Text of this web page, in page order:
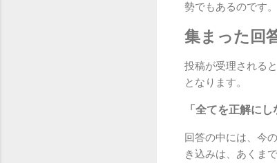
勢でもあるのです。
集まった回
投稿が受理される
となります。
「全てを正解に
回答の中には、今
き込みは、あくま